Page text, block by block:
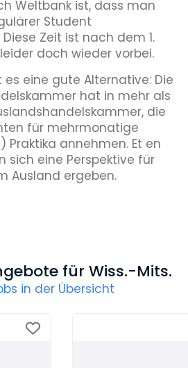
Weltbank ist, dass man
Student
Zeit ist nach dem 1.
doch wieder vorbei.
eine gute Alternative: Die
hat in mehr als
die
für mehrmonatige
Praktika annehmen. Et en
sich eine Perspektive für
Ausland ergeben.
für Wiss.-Mits.
in der Übersicht